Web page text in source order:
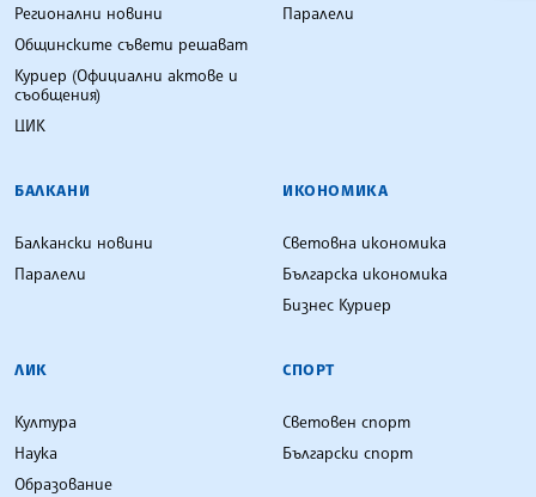
Регионални новини
Общинските съвети решават
Куриер (Официални актове и
съобщения)
ЦИК
Паралели
БАЛКАНИ
Балкански новини
Паралели
ИКОНОМИКА
Световна икономика
Българска икономика
Бизнес Куриер
ЛИК
Култура
Наука
Образование
СПОРТ
Световен спорт
Български спорт